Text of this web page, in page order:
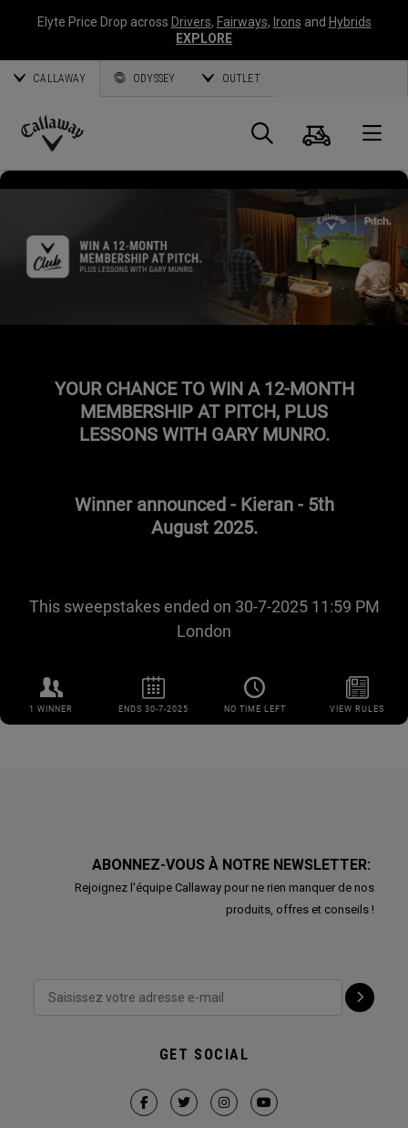
Elyte Price Drop across Drivers, Fairways, Irons and Hybrids
EXPLORE
CALLAWAY ODYSSEY OUTLET
Callaway
Golf
Panier
ABONNEZ-VOUS À NOTRE NEWSLETTER:
Rejoignez l'équipe Callaway pour ne rien manquer de nos
produits, offres et conseils !
GET SOCIAL